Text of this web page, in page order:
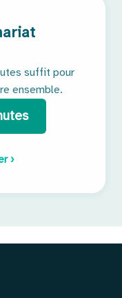
suffit pour
ensemble.
›